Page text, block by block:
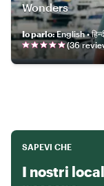
Wonders
Io parlo:English •
(36
SAPEVI CHE
I nostri local